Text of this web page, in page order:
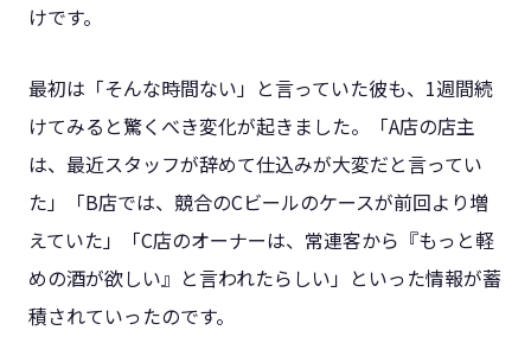
けです。
最初は「そんな時間ない」と言っていた彼も、1週間続
けてみると驚くべき変化が起きました。「A店の店主
は、最近スタッフが辞めて仕込みが大変だと言ってい
た」「B店では、競合のCビールのケースが前回より増
えていた」「C店のオーナーは、常連客から『もっと軽
めの酒が欲しい』と言われたらしい」といった情報が蓄
積されていったのです。